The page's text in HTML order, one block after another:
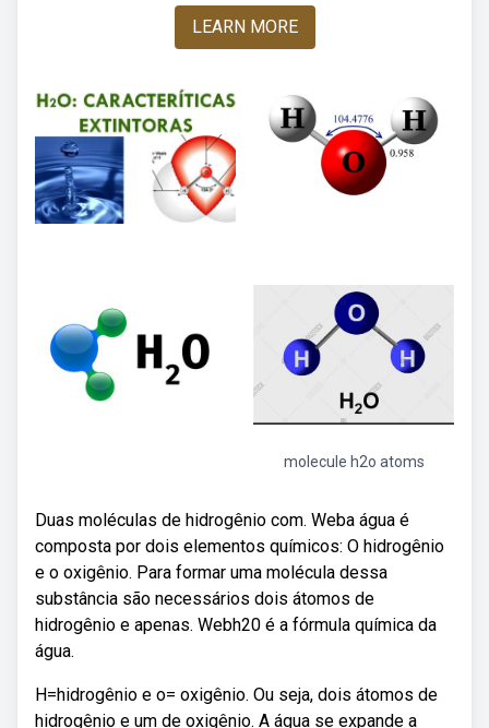
LEARN MORE
molecule h2o atoms
Duas moléculas de hidrogênio com. Weba água é
composta por dois elementos químicos: O hidrogênio
e o oxigênio. Para formar uma molécula dessa
substância são necessários dois átomos de
hidrogênio e apenas. Webh20 é a fórmula química da
água.
H=hidrogênio e o= oxigênio. Ou seja, dois átomos de
hidrogênio e um de oxigênio. A água se expande a